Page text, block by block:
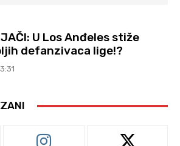
JAČI: U Los Anđeles stiže
defanzivaca lige!?